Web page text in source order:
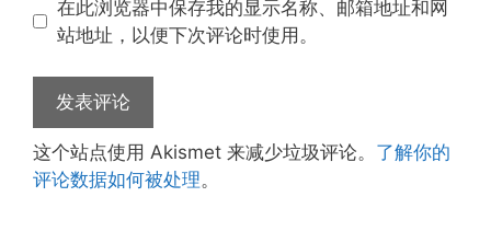
址
址
在此浏览器中保存我的显示名称、邮箱地址和网
站地址，以便下次评论时使用。
这个站点使用 Akismet 来减少垃圾评论。 了解你的
评论数据如何被处理。